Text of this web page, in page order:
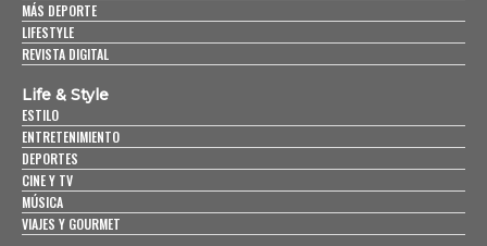
MÁS DEPORTE
LIFESTYLE
REVISTA DIGITAL
Life & Style
ESTILO
ENTRETENIMIENTO
DEPORTES
CINE Y TV
MÚSICA
VIAJES Y GOURMET